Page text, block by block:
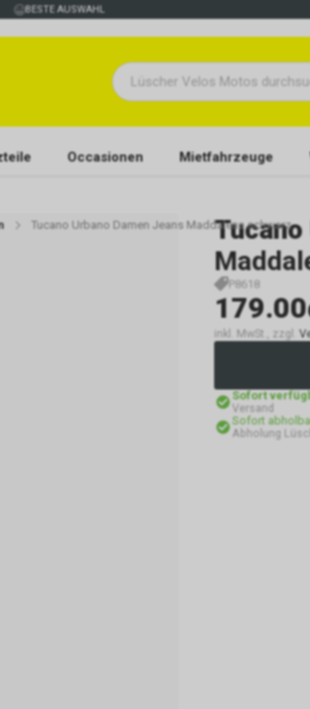
BESTE AUSWAHL
Occasionen Mietfahrzeuge
Tucano Urbano Damen Jeans Maddalena schwarz
P8618
179.00
inkl. MwSt., zzgl.
Sofort
Versand
Sofort
Abholung